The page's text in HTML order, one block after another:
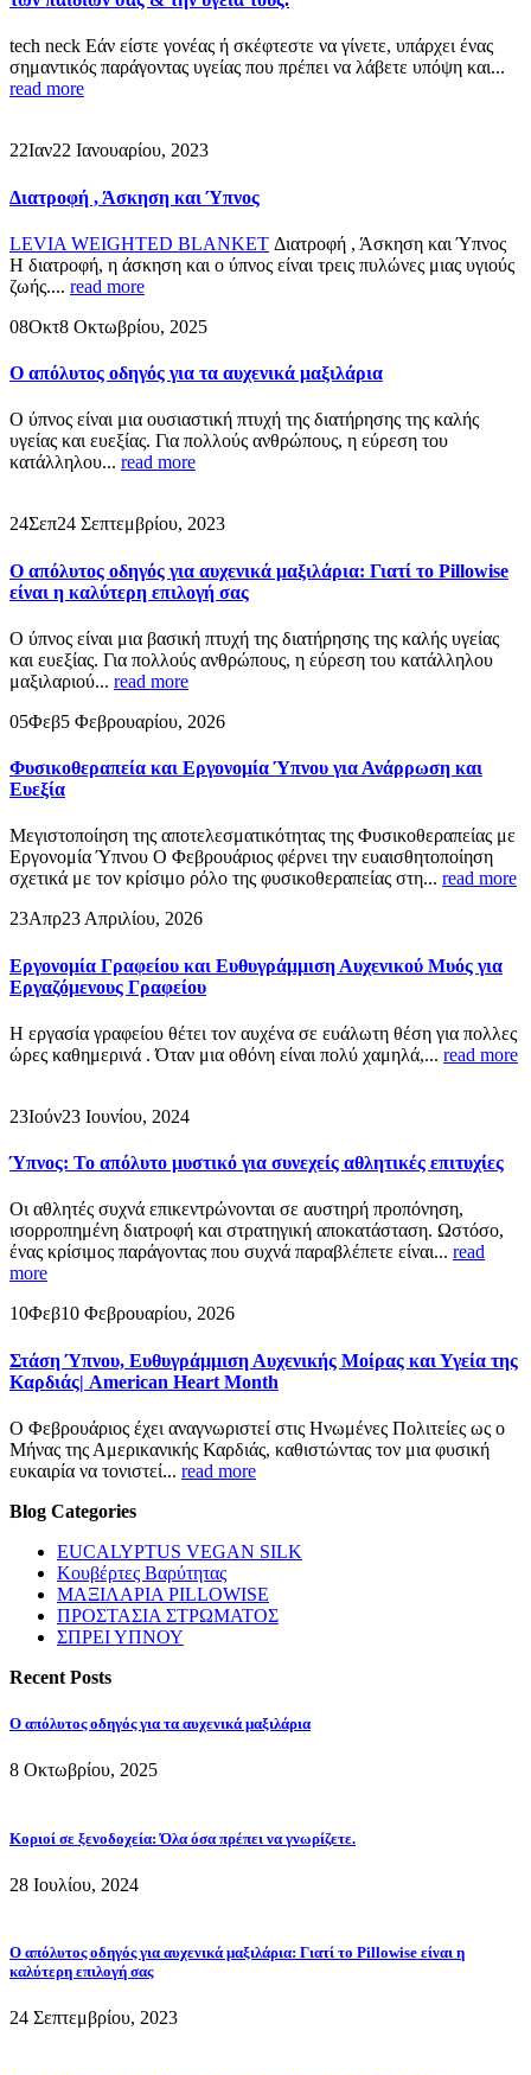
tech neck Εάν είστε γονέας ή σκέφτεστε να γίνετε, υπάρχει ένας
σημαντικός παράγοντας υγείας που πρέπει να λάβετε υπόψη και...
read more
22Ιαν22 Ιανουαρίου, 2023
Διατροφή , Άσκηση και Ύπνος
LEVIA WEIGHTED BLANKET Διατροφή , Άσκηση και Ύπνος
Η διατροφή, η άσκηση και ο ύπνος είναι τρεις πυλώνες μιας υγιούς
ζωής.... read more
08Οκτ8 Οκτωβρίου, 2025
Ο απόλυτος οδηγός για τα αυχενικά μαξιλάρια
Ο ύπνος είναι μια ουσιαστική πτυχή της διατήρησης της καλής
υγείας και ευεξίας. Για πολλούς ανθρώπους, η εύρεση του
κατάλληλου... read more
24Σεπ24 Σεπτεμβρίου, 2023
Ο απόλυτος οδηγός για αυχενικά μαξιλάρια: Γιατί το Pillowise
είναι η καλύτερη επιλογή σας
Ο ύπνος είναι μια βασική πτυχή της διατήρησης της καλής υγείας
και ευεξίας. Για πολλούς ανθρώπους, η εύρεση του κατάλληλου
μαξιλαριού... read more
05Φεβ5 Φεβρουαρίου, 2026
Φυσικοθεραπεία και Εργονομία Ύπνου για Ανάρρωση και
Ευεξία
Μεγιστοποίηση της αποτελεσματικότητας της Φυσικοθεραπείας με
Εργονομία Ύπνου Ο Φεβρουάριος φέρνει την ευαισθητοποίηση
σχετικά με τον κρίσιμο ρόλο της φυσικοθεραπείας στη... read more
23Απρ23 Απριλίου, 2026
Εργονομία Γραφείου και Ευθυγράμμιση Αυχενικού Μυός για
Εργαζόμενους Γραφείου
Η εργασία γραφείου θέτει τον αυχένα σε ευάλωτη θέση για πολλες
ώρες καθημερινά . Όταν μια οθόνη είναι πολύ χαμηλά,... read more
23Ιούν23 Ιουνίου, 2024
Ύπνος: Το απόλυτο μυστικό για συνεχείς αθλητικές επιτυχίες
Οι αθλητές συχνά επικεντρώνονται σε αυστηρή προπόνηση,
ισορροπημένη διατροφή και στρατηγική αποκατάσταση. Ωστόσο,
ένας κρίσιμος παράγοντας που συχνά παραβλέπετε είναι... read
more
10Φεβ10 Φεβρουαρίου, 2026
Στάση Ύπνου, Ευθυγράμμιση Αυχενικής Μοίρας και Υγεία της
Καρδιάς| American Heart Month
Ο Φεβρουάριος έχει αναγνωριστεί στις Ηνωμένες Πολιτείες ως ο
Μήνας της Αμερικανικής Καρδιάς, καθιστώντας τον μια φυσική
ευκαιρία να τονιστεί... read more
Blog Categories
EUCALYPTUS VEGAN SILK
Κουβέρτες Βαρύτητας
ΜΑΞΙΛΑΡΙΑ PILLOWISE
ΠΡΟΣΤΑΣΙΑ ΣΤΡΩΜΑΤΟΣ
ΣΠΡΕΙ ΥΠΝΟΥ
Recent Posts
Ο απόλυτος οδηγός για τα αυχενικά μαξιλάρια
8 Οκτωβρίου, 2025
Κοριοί σε ξενοδοχεία: Όλα όσα πρέπει να γνωρίζετε.
28 Ιουλίου, 2024
Ο απόλυτος οδηγός για αυχενικά μαξιλάρια: Γιατί το Pillowise είναι η
καλύτερη επιλογή σας
24 Σεπτεμβρίου, 2023